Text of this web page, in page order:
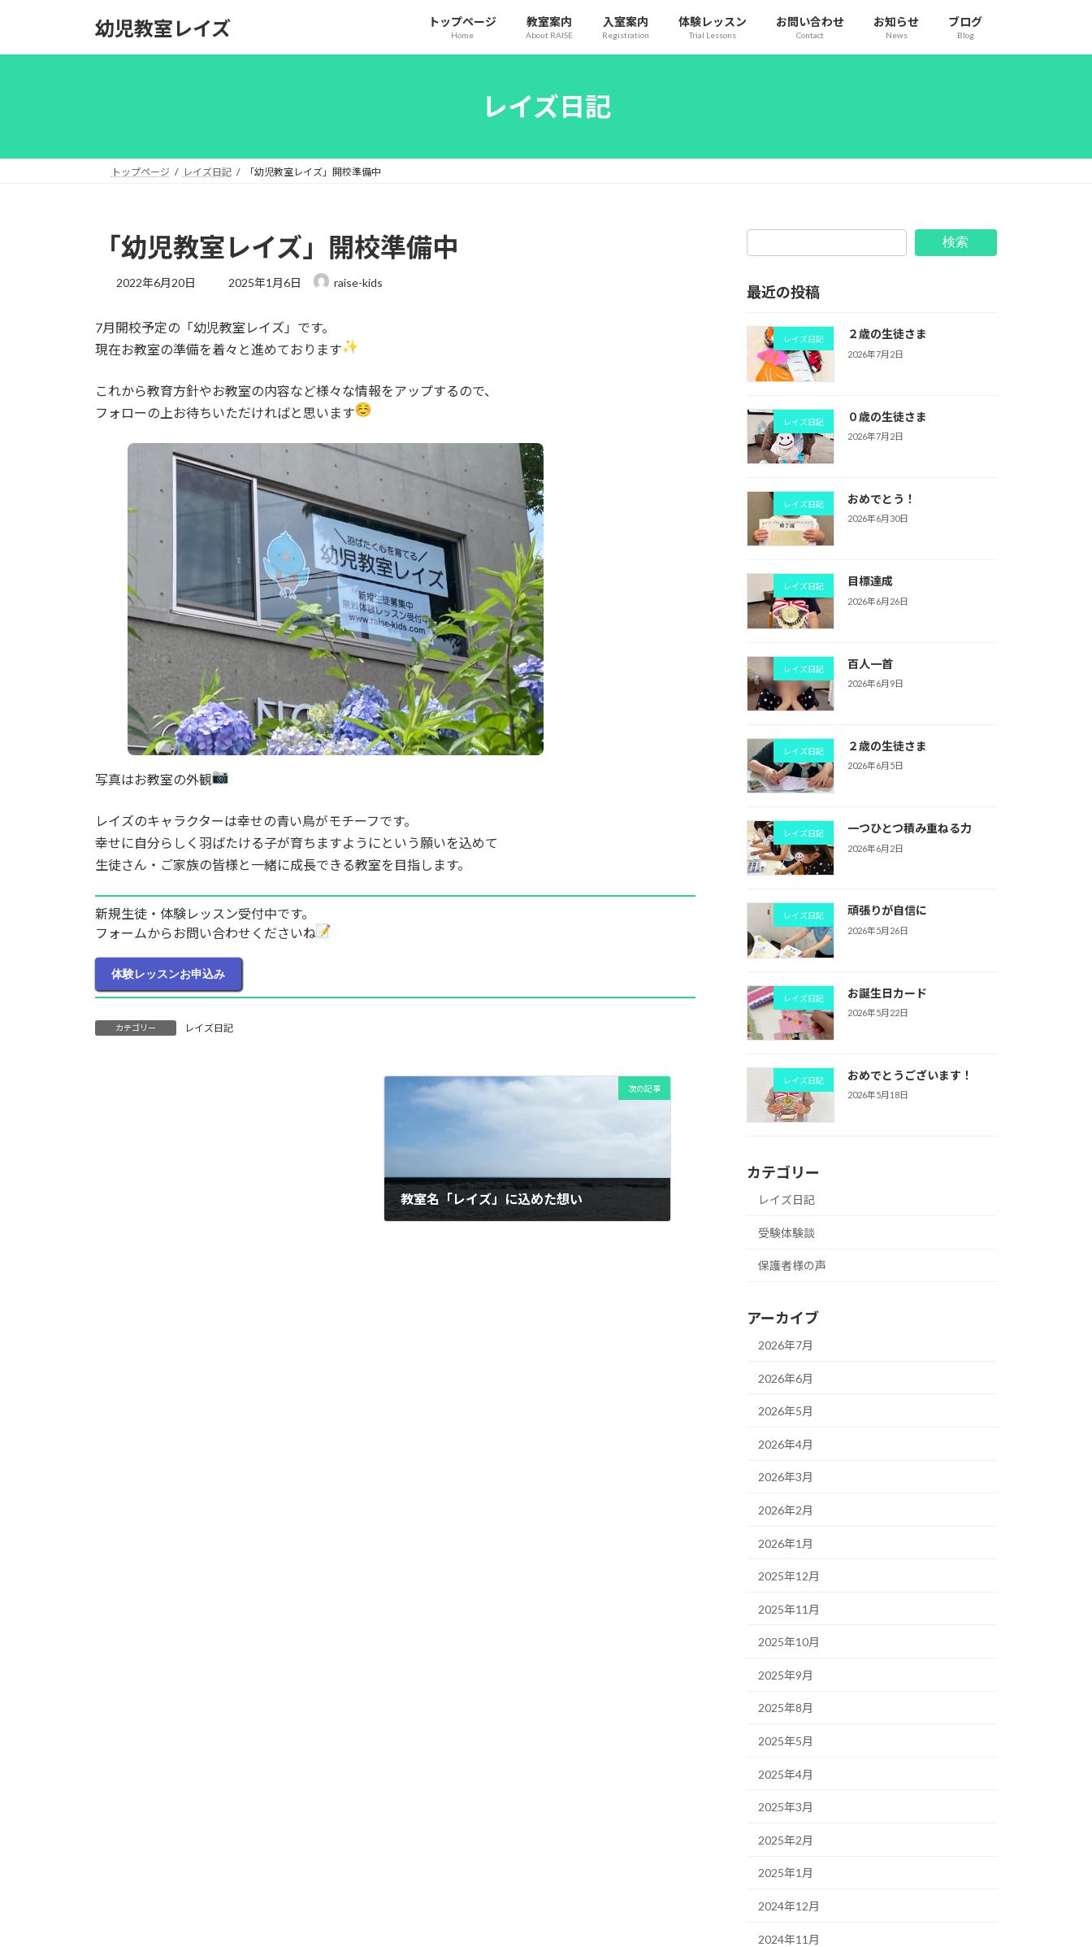
幼児教室レイズ トップページ
Home
教室案内
About RAISE
入室案内
Registration
体験レッスン
Trial Lessons
お問い合わせ
Contact
お知らせ
News
ブログ
Blog
レイズ日記
トップページ レイズ日記 「幼児教室レイズ」開校準備中
「幼児教室レイズ」開校準備中
2022年6月20日
最
新
日
2025年1月6日 raise-kids
7月開校予定の「幼児教室レイズ」です。
現在お教室の準備を着々と進めております
これから教育方針やお教室の内容など様々な情報をアップするので、
フォローの上お待ちいただければと思います
写真はお教室の外観
レイズのキャラクターは幸せの青い鳥がモチーフです。
幸せに自分らしく羽ばたける子が育ちますようにという願いを込めて
生徒さん・ご家族の皆様と一緒に成長できる教室を目指します。
新規生徒・体験レッスン受付中です。
フォームからお問い合わせくださいね
体験レッスンお申込み
カテゴリー レイズ日記
次の記事
教室名「レイズ」に込めた想い
検索
最近の投稿
レイズ日記 ２歳の生徒さま
2026年7月2日
レイズ日記 ０歳の生徒さま
2026年7月2日
レイズ日記 おめでとう！
2026年6月30日
レイズ日記 目標達成
2026年6月26日
レイズ日記 百人一首
2026年6月9日
レイズ日記 ２歳の生徒さま
2026年6月5日
レイズ日記 一つひとつ積み重ねる力
2026年6月2日
レイズ日記 頑張りが自信に
2026年5月26日
レイズ日記 お誕生日カード
2026年5月22日
レイズ日記 おめでとうございます！
2026年5月18日
カテゴリー
レイズ日記
受験体験談
保護者様の声
アーカイブ
2026年7月
2026年6月
2026年5月
2026年4月
2026年3月
2026年2月
2026年1月
2025年12月
2025年11月
2025年10月
2025年9月
2025年8月
2025年5月
2025年4月
2025年3月
2025年2月
2025年1月
2024年12月
2024年11月